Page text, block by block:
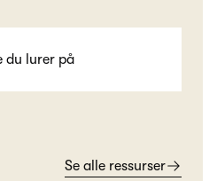
Se alle ressurser